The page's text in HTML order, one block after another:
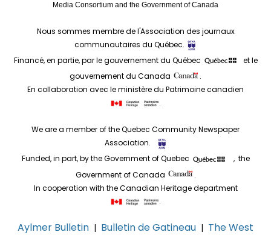
Media Consortium and the Government of Canada
Nous sommes membre de l'Association des journaux
communautaires du Québec.
Financé, en partie, par le gouvernement du Québec
et le
gouvernement du Canada
.
En collaboration avec le ministère du Patrimoine canadien
.
We are a member of the Quebec Community Newspaper
Association.
Funded, in part, by the Government of Quebec
, the
Government of Canada
.
In cooperation with the Canadian Heritage department
.
Aylmer Bulletin | Bulletin de Gatineau | The West